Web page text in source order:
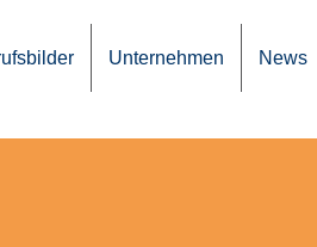
Unter­neh­men News